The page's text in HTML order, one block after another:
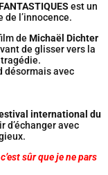
est un
l’innocence.
de Michaël Dichter
de glisser vers la
désormais avec
international du
d’échanger avec
sûr que je ne pars